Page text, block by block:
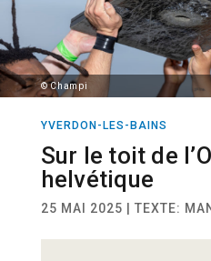
© Champi
YVERDON-LES-BAINS
Sur le toit de
helvétique
25 MAI 2025 | TEXTE: